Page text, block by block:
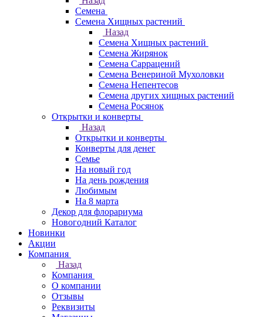
Семена
Семена Хищных растений
Назад
Семена Хищных растений
Семена Жирянок
Семена Саррацений
Семена Венериной Мухоловки
Семена Непентесов
Семена других хищных растений
Семена Росянок
Открытки и конверты
Назад
Открытки и конверты
Конверты для денег
Семье
На новый год
На день рождения
Любимым
На 8 марта
Декор для флорариума
Новогодний Каталог
Новинки
Акции
Компания
Назад
Компания
О компании
Отзывы
Реквизиты